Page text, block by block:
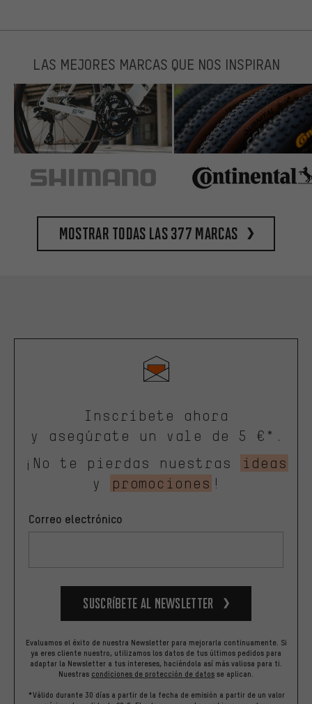
LAS MEJORES MARCAS QUE NOS INSPIRAN
Mostrar todas las 377 marcas
Inscríbete ahora
y asegúrate un vale de 5 €*.
¡No te pierdas nuestras
ideas
y
promociones !
Correo electrónico
Suscríbete al newsletter
Evaluamos el éxito de nuestra Newsletter para mejorarla continuamente. Si
ya eres cliente nuestro, utilizamos los datos de tus últimos pedidos para
adaptar la Newsletter a tus intereses, haciéndola así más valiosa para ti.
Nuestras condiciones de protección de datos se aplican.
*Válido durante 30 días a partir de la fecha de emisión a partir de un valor